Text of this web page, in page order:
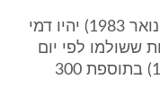
(א) מיום ט"ז בטבת התשמ"ג ( 1 בינואר 1983) יהיו דמי
ששולמו לפי יום
ט"ז בטבת התשמ"ג (1 בינואר 1983) בתוספת 300